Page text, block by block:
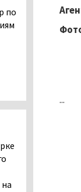
...
по